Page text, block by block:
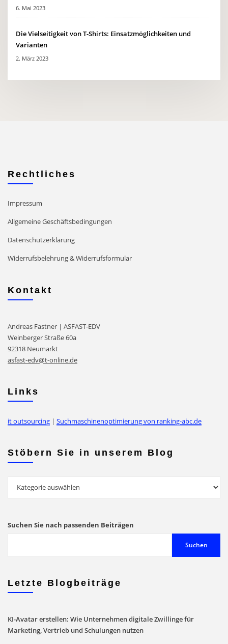
6. Mai 2023
Die Vielseitigkeit von T-Shirts: Einsatzmöglichkeiten und
Varianten
2. März 2023
Rechtliches
Impressum
Allgemeine Geschäftsbedingungen
Datenschutzerklärung
Widerrufsbelehrung & Widerrufsformular
Kontakt
Andreas Fastner | ASFAST-EDV
Weinberger Straße 60a
92318 Neumarkt
asfast-edv@t-online.de
Links
it outsourcing | Suchmaschinenoptimierung von ranking-abc.de
Stöbern Sie in unserem Blog
Blog
Suchen Sie nach passenden Beiträgen
Suchen
Letzte Blogbeiträge
KI-Avatar erstellen: Wie Unternehmen digitale Zwillinge für
Marketing, Vertrieb und Schulungen nutzen